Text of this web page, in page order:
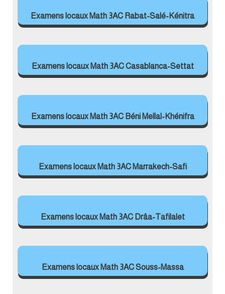
Examens locaux Math 3AC Rabat-Salé-Kénitra
Examens locaux Math 3AC Casablanca-Settat
Examens locaux Math 3AC Béni Mellal-Khénifra
Examens locaux Math 3AC Marrakech-Safi
Examens locaux Math 3AC Drâa-Tafilalet
Examens locaux Math 3AC Souss-Massa